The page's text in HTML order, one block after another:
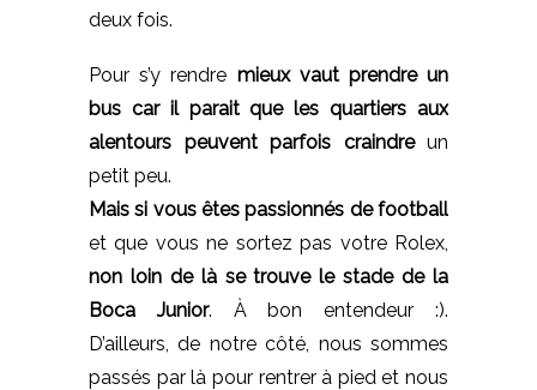
deux fois.
Pour s’y rendre mieux vaut prendre un
bus car il parait que les quartiers aux
alentours peuvent parfois craindreun
petit peu.
Mais si vous êtes passionnés de football
et que vous ne sortez pas votre Rolex,
non loin de là se trouve le stade de la
Boca Junior. À bon entendeur :).
D’ailleurs, de notre côté, nous sommes
passés par là pour rentrer à pied et nous